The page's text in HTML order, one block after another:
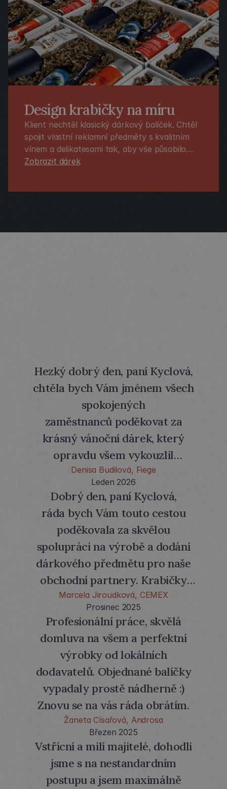
Design krabičky na míru
Klient nechtěl klasický dárkový balíček. Chtěl
spojit vlastní reklamní předměty s kvalitním
vínem a delikatesami tak, aby vše působilo
elegantně a přirozeně. Celý koncept jsme
Zobrazit dárek
Denisa Budilová, Fiege
Leden 2026
Hezký dobrý den, paní Kyclová,
chtěla bych Vám jménem všech
spokojených
zaměstnanců poděkovat za
krásný vánoční dárek, který
opravdu všem vykouzlil
úsměv na tváři.
Děkuji Vám za skvělou
spolupráci, perfektní
komunikaci, flexibilitu, pomoc
s mými náročnými požadavky
a obecně za celý špičkový
proces od nápadu po doručení.
Marcela Jiroudková, CEMEX
Prosinec 2025
Dobrý den, paní Kyclová,
ráda bych Vám touto cestou
poděkovala za skvělou
spolupráci na výrobě a dodání
dárkového předmětu pro naše
obchodní partnery. Krabičky
jsou skvělé. Výsledek splnil naše
očekávání jak po stránce
kvality, tak po stránce designu,
a velmi oceňujeme
Vaši profesionalitu a vstřícnost
během celého procesu.
Děkujeme také za dodržení
domluveného termínu
a flexibilitu při řešení detailů.
Věříme, že tento dárkový
předmět přispěje k posílení
našich obchodních vztahů.
Žaneta Císařová, Androsa
Březen 2025
Profesionální práce, skvělá
domluva na všem a perfektní
výrobky od lokálních
dodavatelů. Objednané balíčky
vypadaly prostě nádherně :)
Znovu se na vás ráda obrátím.
Vstřícní a milí majitelé, dohodli
jsme s na nestandardním
postupu a jsem maximálně